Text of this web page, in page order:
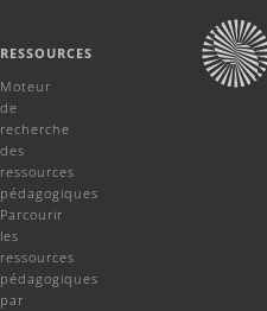
RESSOURCES
Moteur
de
recherche
des
ressources
pédagogiques
Parcourir
les
ressources
pédagogiques
par